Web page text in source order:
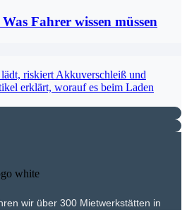
Fahrer wissen müssen